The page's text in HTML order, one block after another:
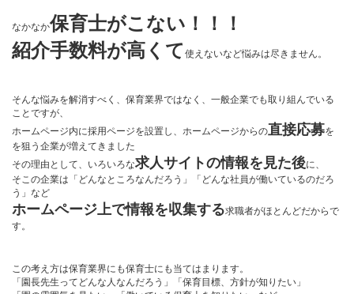
なかなか保育士がこない！！！
紹介手数料が高くて 使えないなど悩みは尽きません。
そんな悩みを解消すべく、保育業界ではなく、一般企業でも取り組んでいる
ことですが、
ホームページ内に採用ページを設置し、ホームページからの直接応募を
を狙う企業が増えてきました
その理由として、いろいろな求人サイトの情報を見た後に、
そこの企業は「どんなところなんだろう」「どんな社員が働いているのだろ
う」など
ホームページ上で情報を収集する求職者がほとんどだからで
す。
この考え方は保育業界にも保育士にも当てはまります。
「園長先生ってどんな人なんだろう」「保育目標、方針が知りたい」